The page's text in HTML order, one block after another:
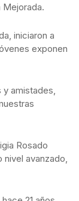
Mejorada.
iniciaron a
exponen
y amistades,
Rosado
avanzado,